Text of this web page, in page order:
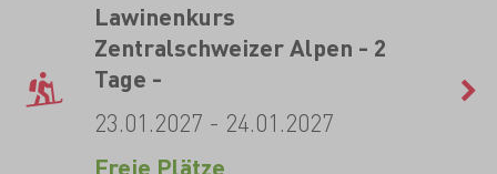
Lawinenkurs
Zentralschweizer Alpen - 2
Tage -
23.01.2027 - 24.01.2027
Freie Plätze